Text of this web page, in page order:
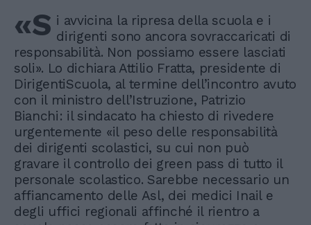
«S i avvicina la ripresa della scuola e i
dirigenti sono ancora sovraccaricati di
responsabilità. Non possiamo essere lasciati
soli». Lo dichiara Attilio Fratta, presidente di
DirigentiScuola, al termine dell’incontro avuto
con il ministro dell’Istruzione, Patrizio
Bianchi: il sindacato ha chiesto di rivedere
urgentemente «il peso delle responsabilità
dei dirigenti scolastici, su cui non può
gravare il controllo dei green pass di tutto il
personale scolastico. Sarebbe necessario un
affiancamento delle Asl, dei medici Inail e
degli uffici regionali affinché il rientro a